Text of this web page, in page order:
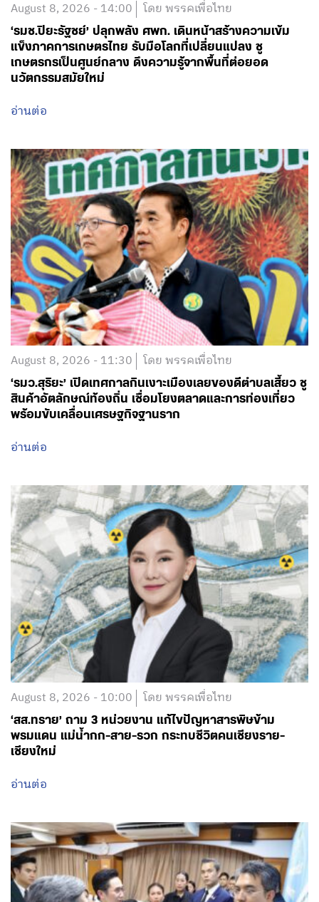
นวัตกรรมสมัยใหม่
อ่านต่อ
August 8, 2026 - 11:30 โดย พรรคเพื่อไทย
‘รมว.สุริยะ’ เปิดเทศกาลกินเงาะเมืองเลยของดีตำบลเสี้ยว ชู
สินค้าอัตลักษณ์ท้องถิ่น เชื่อมโยงตลาดและการท่องเที่ยว
พร้อมขับเคลื่อนเศรษฐกิจฐานราก
อ่านต่อ
August 8, 2026 - 10:00 โดย พรรคเพื่อไทย
‘สส.ทราย’ ถาม 3 หน่วยงาน แก้ไขปัญหาสารพิษข้าม
พรมแดน แม่น้ำกก-สาย-รวก กระทบชีวิตคนเชียงราย-
เชียงใหม่
อ่านต่อ